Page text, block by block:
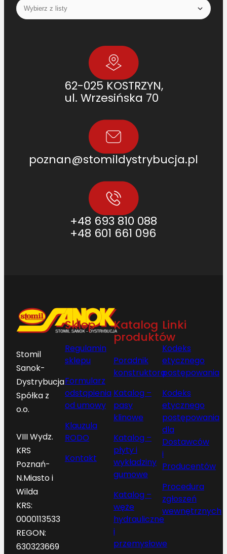
62-025 KOSTRZYN,
ul. Wrzesińska 70
poznan@stomildystrybucja.pl
+48 693 810 088
+48 601 661 096
Stomil
Sanok-
Dystrybucja
Spółka z
o.o.
VIII Wydz.
KRS
Poznań-
N.Miasto i
Wilda
KRS:
0000113533
REGON:
630323669
Sklep
Regulamin
sklepu
Formularz
odstąpienia
od umowy
Klauzula
RODO
Kontakt
Katalog
produktów
Poradnik
konstruktora
Katalog –
pasy
klinowe
Katalog –
płyty i
wykładziny
gumowe
Katalog –
węże
hydrauliczne
i
przemysłowe
Linki
Kodeks
etycznego
postępowania
Kodeks
etycznego
postępowania
dla
Dostawców
i
Producentów
Procedura
zgłoszeń
wewnętrznych